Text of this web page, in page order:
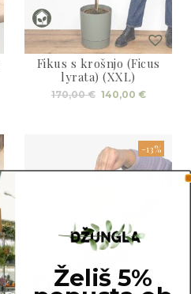
Fikus s krošnjo (Ficus
lyrata) (XXL)
170,00€ Izvirna
cena
140,00 €
-13%
Želiš 5%